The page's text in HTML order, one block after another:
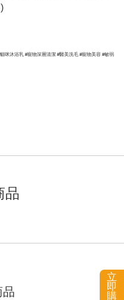
立
即
購
咪沐浴乳 #寵物深層清潔 #醫美洗毛 #寵物美容 #敏弱
品
品